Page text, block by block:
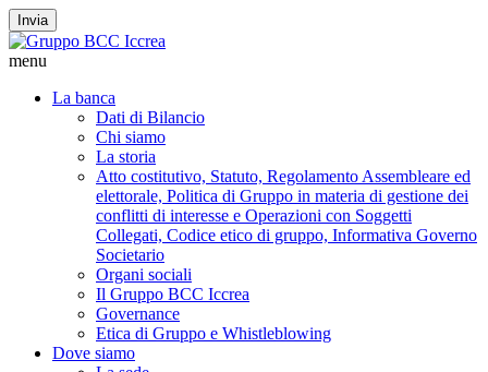
Invia
menu
La banca
Dati di Bilancio
Chi siamo
La storia
Atto costitutivo, Statuto, Regolamento Assembleare ed
elettorale, Politica di Gruppo in materia di gestione dei
conflitti di interesse e Operazioni con Soggetti
Collegati, Codice etico di gruppo, Informativa Governo
Societario
Organi sociali
Il Gruppo BCC Iccrea
Governance
Etica di Gruppo e Whistleblowing
Dove siamo